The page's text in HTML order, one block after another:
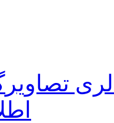
تصاویر